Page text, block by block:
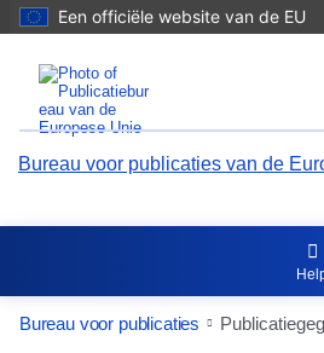
Een officiële website van de EU
Bureau voor publicaties van de
Bureau voor publicaties